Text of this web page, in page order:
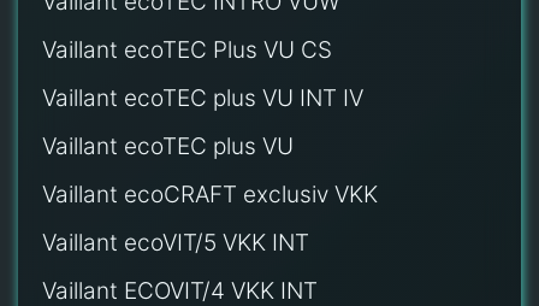
Vaillant ecoTEC Plus VU CS
Vaillant ecoTEC plus VU INT IV
Vaillant ecoTEC plus VU
Vaillant ecoCRAFT exclusiv VKK
Vaillant ecoVIT/5 VKK INT
Vaillant ECOVIT/4 VKK INT